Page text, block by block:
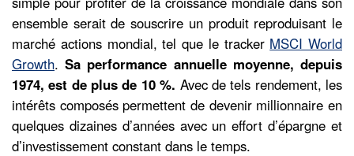
ensemble serait de souscrire un produit reproduisant le
marché actions mondial, tel que le tracker MSCI World
Growth.Sa performance annuelle moyenne, depuis
1974, est de plus de 10 %. Avec de tels rendement, les
intérêts composés permettent de devenir millionnaire en
quelques dizaines d’années avec un effort d’épargne et
d’investissement constant dans le temps.